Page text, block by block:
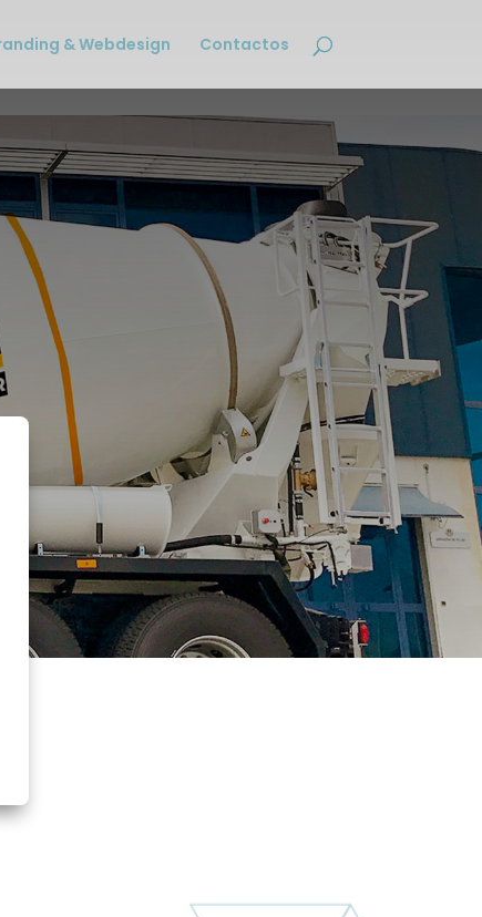
& Webdesign Contactos